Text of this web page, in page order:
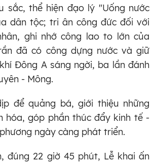
sắc, thể hiện đạo lý "Uống nước
dân tộc; tri ân công đức đối với
ghi nhớ công lao to lớn của
đã có công dựng nước và giữ
Đông A sáng ngời, ba lần đánh
- Mông.
để quảng bá, giới thiệu những
hóa, góp phần thúc đẩy kinh tế -
ngày càng phát triển.
đúng 22 giờ 45 phút, Lễ khai ấn